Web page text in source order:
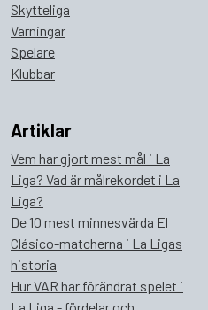
Skytteliga
Varningar
Spelare
Klubbar
Artiklar
Vem har gjort mest mål i La
Liga? Vad är målrekordet i La
Liga?
De 10 mest minnesvärda El
Clásico-matcherna i La Ligas
historia
Hur VAR har förändrat spelet i